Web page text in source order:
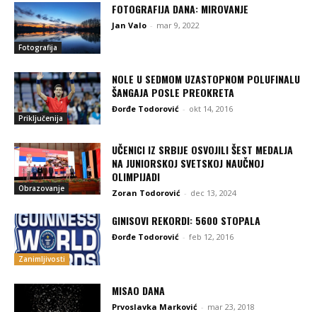
Fotografija
FOTOGRAFIJA DANA: MIROVANJE
Jan Valo - mar 9, 2022
Priključenija
NOLE U SEDMOM UZASTOPNOM POLUFINALU
ŠANGAJA POSLE PREOKRETA
Đorđe Todorović - okt 14, 2016
Obrazovanje
UČENICI IZ SRBIJE OSVOJILI ŠEST MEDALJA
NA JUNIORSKOJ SVETSKOJ NAUČNOJ
OLIMPIJADI
Zoran Todorović - dec 13, 2024
Zanimljivosti
GINISOVI REKORDI: 5600 STOPALA
Đorđe Todorović - feb 12, 2016
MISAO DANA
Prvoslavka Marković - mar 23, 2018